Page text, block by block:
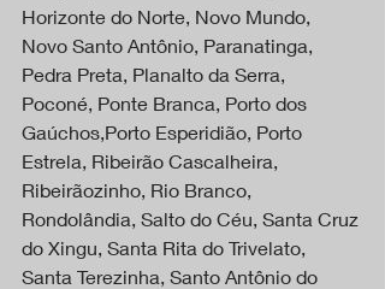
Horizonte do Norte, Novo Mundo,
Novo Santo Antônio, Paranatinga,
Pedra Preta, Planalto da Serra,
Poconé, Ponte Branca, Porto dos
Gaúchos,Porto Esperidião, Porto
Estrela, Ribeirão Cascalheira,
Ribeirãozinho, Rio Branco,
Rondolândia, Salto do Céu, Santa Cruz
do Xingu, Santa Rita do Trivelato,
Santa Terezinha, Santo Antônio do